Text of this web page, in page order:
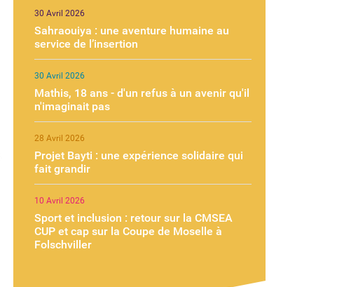
30 Avril 2026
Sahraouiya : une aventure humaine au
service de l’insertion
30 Avril 2026
Mathis, 18 ans - d'un refus à un avenir qu'il
n'imaginait pas
28 Avril 2026
Projet Bayti : une expérience solidaire qui
fait grandir
10 Avril 2026
Sport et inclusion : retour sur la CMSEA
CUP et cap sur la Coupe de Moselle à
Folschviller